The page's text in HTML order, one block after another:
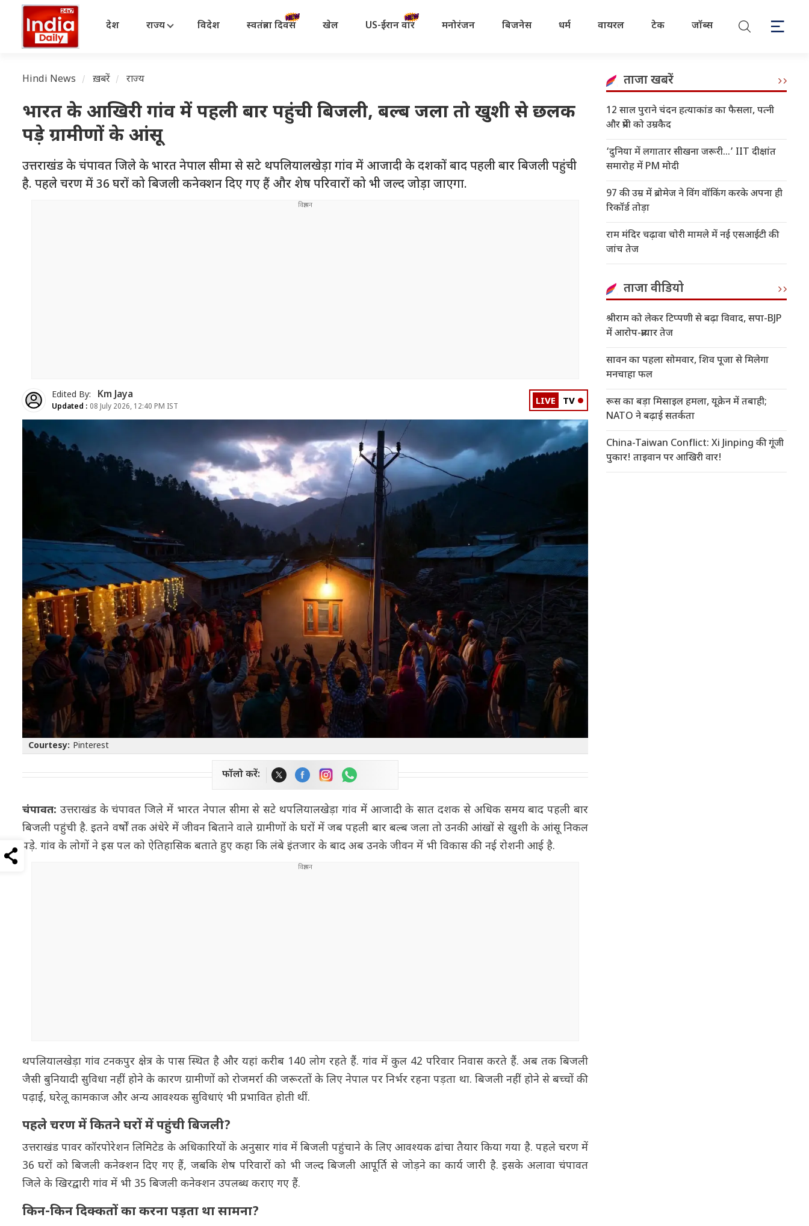
देश राज्य विदेश स्वतंत्रता दिवस खेल US-ईरान वॉर मनोरंजन बिजनेस धर्म वायरल टेक जॉब्स
Hindi News ख़बरें राज्य
भारत के आखिरी गांव में पहली बार पहुंची बिजली, बल्ब जला तो खुशी से छलक
पड़े ग्रामीणों के आंसू
उत्तराखंड के चंपावत जिले के भारत नेपाल सीमा से सटे थपलियालखेड़ा गांव में आजादी के दशकों बाद पहली बार बिजली पहुंची
है. पहले चरण में 36 घरों को बिजली कनेक्शन दिए गए हैं और शेष परिवारों को भी जल्द जोड़ा जाएगा.
Edited By: Km Jaya
Updated : 08 July 2026, 12:40 PM IST LIVE TV
Courtesy: Pinterest
फॉलो करें:
चंपावत: उत्तराखंड के चंपावत जिले में भारत नेपाल सीमा से सटे थपलियालखेड़ा गांव में आजादी के सात दशक से अधिक समय बाद पहली बार
बिजली पहुंची है. इतने वर्षों तक अंधेरे में जीवन बिताने वाले ग्रामीणों के घरों में जब पहली बार बल्ब जला तो उनकी आंखों से खुशी के आंसू निकल
पड़े. गांव के लोगों ने इस पल को ऐतिहासिक बताते हुए कहा कि लंबे इंतजार के बाद अब उनके जीवन में भी विकास की नई रोशनी आई है.
थपलियालखेड़ा गांव टनकपुर क्षेत्र के पास स्थित है और यहां करीब 140 लोग रहते हैं. गांव में कुल 42 परिवार निवास करते हैं. अब तक बिजली
जैसी बुनियादी सुविधा नहीं होने के कारण ग्रामीणों को रोजमर्रा की जरूरतों के लिए नेपाल पर निर्भर रहना पड़ता था. बिजली नहीं होने से बच्चों की
पढ़ाई, घरेलू कामकाज और अन्य आवश्यक सुविधाएं भी प्रभावित होती थीं.
पहले चरण में कितने घरों में पहुंची बिजली?
उत्तराखंड पावर कॉरपोरेशन लिमिटेड के अधिकारियों के अनुसार गांव में बिजली पहुंचाने के लिए आवश्यक ढांचा तैयार किया गया है. पहले चरण में
36 घरों को बिजली कनेक्शन दिए गए हैं, जबकि शेष परिवारों को भी जल्द बिजली आपूर्ति से जोड़ने का कार्य जारी है. इसके अलावा चंपावत
जिले के खिरद्वारी गांव में भी 35 बिजली कनेक्शन उपलब्ध कराए गए हैं.
किन-किन दिक्कतों का करना पड़ता था सामना?
ताजा खबरें
12 साल पुराने चंदन हत्याकांड का फैसला, पत्नी
और प्रेमी को उम्रकैद
‘दुनिया में लगातार सीखना जरूरी…’ IIT दीक्षांत
समारोह में PM मोदी
97 की उम्र में ब्रोमेज ने विंग वॉकिंग करके अपना ही
रिकॉर्ड तोड़ा
राम मंदिर चढ़ावा चोरी मामले में नई एसआईटी की
जांच तेज
ताजा वीडियो
श्रीराम को लेकर टिप्पणी से बढ़ा विवाद, सपा-BJP
में आरोप-प्रत्यार तेज
सावन का पहला सोमवार, शिव पूजा से मिलेगा
मनचाहा फल
रूस का बड़ा मिसाइल हमला, यूक्रेन में तबाही;
NATO ने बढ़ाई सतर्कता
China-Taiwan Conflict: Xi Jinping की गूंजी
पुकार! ताइवान पर आखिरी वार!